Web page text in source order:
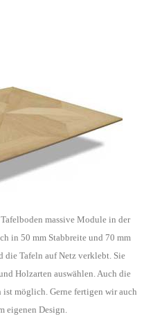
massive Module in der
in 50 mm Stabbreite und 70 mm
die Tafeln auf Netz verklebt. Sie
Holzarten auswählen. Auch die
möglich. Gerne fertigen wir auch
eigenen Design.